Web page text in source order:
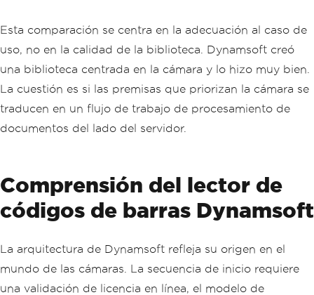
Esta comparación se centra en la adecuación al caso de
uso, no en la calidad de la biblioteca. Dynamsoft creó
una biblioteca centrada en la cámara y lo hizo muy bien.
La cuestión es si las premisas que priorizan la cámara se
traducen en un flujo de trabajo de procesamiento de
documentos del lado del servidor.
Comprensión del lector de
códigos de barras Dynamsoft
La arquitectura de Dynamsoft refleja su origen en el
mundo de las cámaras. La secuencia de inicio requiere
una validación de licencia en línea, el modelo de